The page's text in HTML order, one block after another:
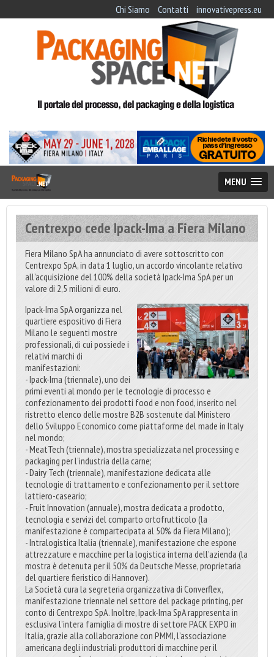
Chi Siamo Contatti innovativepress.eu
MENU
Centrexpo cede Ipack-Ima a Fiera Milano
Fiera Milano SpA ha annunciato di avere sottoscritto con
Centrexpo SpA, in data 1 luglio, un accordo vincolante relativo
all’acquisizione del 100% della società Ipack-Ima SpA per un
valore di 2,5 milioni di euro.
Ipack-Ima SpA organizza nel
quartiere espositivo di Fiera
Milano le seguenti mostre
professionali, di cui possiede i
relativi marchi di
manifestazioni:
- Ipack-Ima (triennale), uno dei
primi eventi al mondo per le tecnologie di processo e
confezionamento dei prodotti food e non food, inserito nel
ristretto elenco delle mostre B2B sostenute dal Ministero
dello Sviluppo Economico come piattaforme del made in Italy
nel mondo;
- MeatTech (triennale), mostra specializzata nel processing e
packaging per l’industria della carne;
- Dairy Tech (triennale), manifestazione dedicata alle
tecnologie di trattamento e confezionamento per il settore
lattiero-caseario;
- Fruit Innovation (annuale), mostra dedicata a prodotto,
tecnologia e servizi del comparto ortofrutticolo (la
manifestazione è compartecipata al 50% da Fiera Milano);
- Intralogistica Italia (triennale), manifestazione che espone
attrezzature e macchine per la logistica interna dell’azienda (la
mostra è detenuta per il 50% da Deutsche Messe, proprietaria
del quartiere fieristico di Hannover).
La Società cura la segreteria organizzativa di Converflex,
manifestazione triennale nel settore del package printing, per
conto di Centrexpo SpA. Inoltre, Ipack-Ima SpA rappresenta in
esclusiva l’intera famiglia di mostre di settore PACK EXPO in
Italia, grazie alla collaborazione con PMMI, l’associazione
americana degli industriali produttori di macchine per il